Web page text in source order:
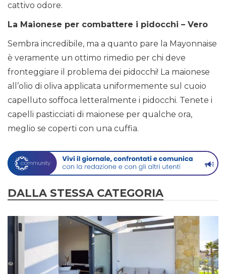
cattivo odore.
La Maionese per combattere i pidocchi – Vero
Sembra incredibile, ma a quanto pare la Mayonnaise
è veramente un ottimo rimedio per chi deve
fronteggiare il problema dei pidocchi! La maionese
all’olio di oliva applicata uniformemente sul cuoio
capelluto soffoca letteralmente i pidocchi. Tenete i
capelli pasticciati di maionese per qualche ora,
meglio se coperti con una cuffia.
DALLA STESSA CATEGORIA